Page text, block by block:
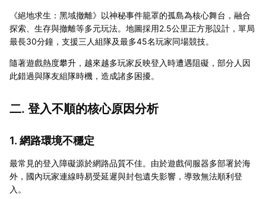
《絕地求生：黑域撤離》以神秘事件籠罩的孤島為核心舞台，融合
探索、生存與撤離等多元玩法。地圖採用2.5公里正方形設計，單局
最長30分鐘，支援三人組隊及最多45名玩家同場競技。
隨著遊戲熱度攀升，越來越多玩家反映登入時遭遇阻礙，部分人因
此錯過與隊友組隊時機，造成諸多困擾。
二. 登入不順的核心原因分析
1. 網路環境不穩定
最常見的登入障礙源於網路品質不佳。由於遊戲伺服器多部署於海
外，國內玩家連線時易受延遲與封包遺失影響，導致無法順利登
入。